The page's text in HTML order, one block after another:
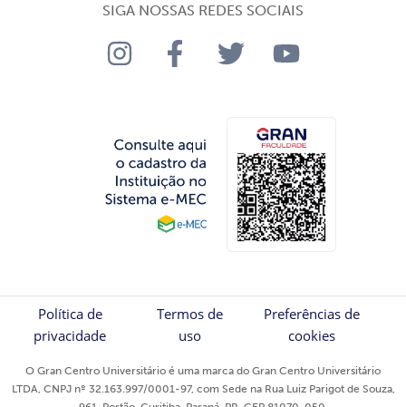
SIGA NOSSAS REDES SOCIAIS
Política de
privacidade
Termos de
uso
Preferências de
cookies
O Gran Centro Universitário é uma marca do Gran Centro Universitário
LTDA, CNPJ nº 32.163.997/0001-97, com Sede na Rua Luiz Parigot de Souza,